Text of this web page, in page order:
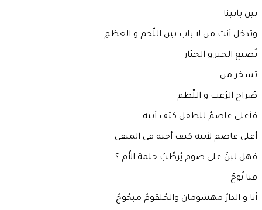
بين بابينا
وتدخل أنت من لا باب بين اللّحم و العظمِ
تُضيع الخبز و الخبّاز
تسخر من
صُراخ الرُعب و اللّطم
فأعلى عاصمٌ للطفل كتف أبيه
أعلى عاصم لأبيه كتف أخيه فى المنفى
فهل لبنٌ على صوم يُرطِّبُ حلمة الأُم ؟
فيا نُوحُ
أنا و الدارُ مهشومان والحُلقومُ مبحُوحُ